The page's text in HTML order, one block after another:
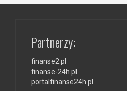
Partnerzy:
finanse2.pl
finanse-24h.pl
portalfinanse24h.pl